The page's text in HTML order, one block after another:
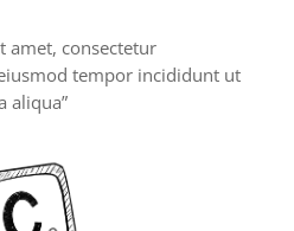
amet, consectetur
tempor incididunt ut
aliqua”